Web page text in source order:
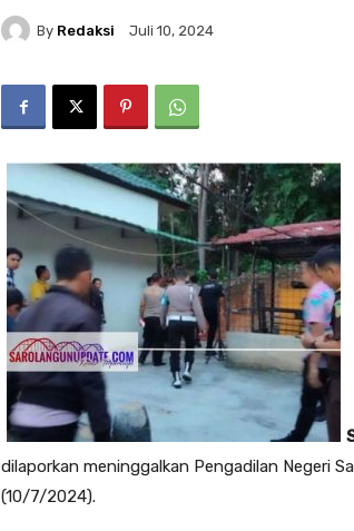
By Redaksi Juli 10, 2024
dilaporkan meninggalkan Pengadilan Negeri
(10/7/2024).